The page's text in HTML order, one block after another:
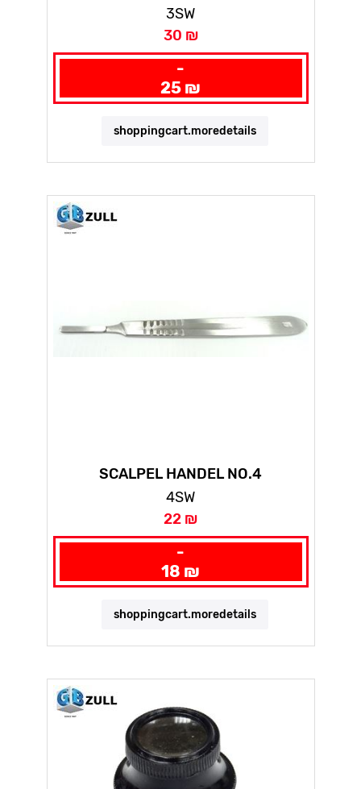
3SW
30 ₪
-
25 ₪
shoppingcart.moredetails
SCALPEL HANDEL NO.4
4SW
22 ₪
-
18 ₪
shoppingcart.moredetails